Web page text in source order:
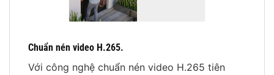
Chuẩn nén video H.265.
Với công nghệ chuẩn nén video H.265 tiên